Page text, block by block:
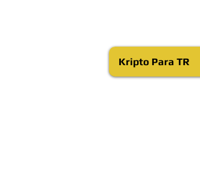
Kripto Para TR